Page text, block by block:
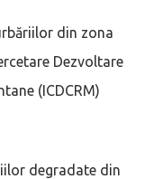
din zona
Dezvoltare
(ICDCRM)
degradate din